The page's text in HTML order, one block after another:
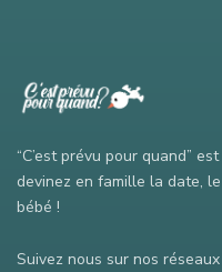
“C’est prévu pour quand”
devinez en famille la date,
bébé !
Suivez nous sur nos